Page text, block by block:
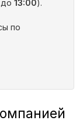
13:00).
по